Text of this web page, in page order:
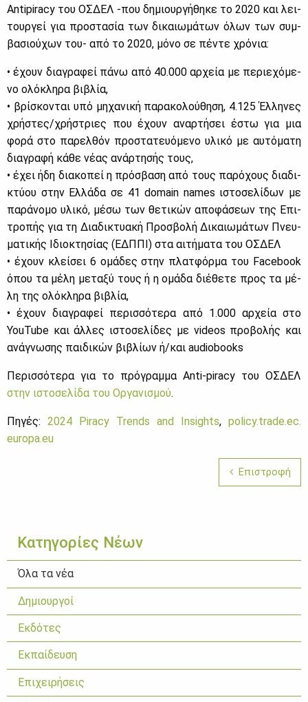
Κατηγορίες Νέων
Όλα τα νέα
Δημιουργοί
Εκδότες
Εκπαίδευση
Επιχειρήσεις
Antipiracy του ΟΣ­ΔΕΛ -που δη­μιουρ­γή­θη­κε το 2020 και λει­
τουρ­γεί για προ­στα­σία των δι­καιω­μά­των όλων των συμ­
βα­σιού­χων του- από το 2020, μό­νο σε πέ­ντε χρό­νια:
• έχουν δια­γρα­φεί πά­νω από 40.000 αρ­χεία με πε­ριε­χό­με­
νο ολό­κλη­ρα βι­βλία,
• βρί­σκο­νται υπό μη­χα­νι­κή πα­ρα­κο­λού­θη­ση, 4.125 Έλ­λη­νες
χρή­στες/χρή­στριες που έχουν αναρ­τή­σει έστω για μια
φο­ρά στο πα­ρελ­θόν προ­στα­τευό­με­νο υλι­κό με αυ­τό­μα­τη
δια­γρα­φή κά­θε νέ­ας ανάρ­τη­σής τους,
• έχει ήδη δια­κο­πεί η πρό­σβα­ση από τους πα­ρό­χους δια­δι­
κτύ­ου στην Ελ­λά­δα σε 41 domain names ιστο­σε­λί­δων με
πα­ρά­νο­μο υλι­κό, μέ­σω των θε­τι­κών απο­φά­σε­ων της Επι­
τρο­πής για τη Δια­δι­κτυα­κή Προ­σβο­λή Δι­καιω­μά­των Πνευ­
μα­τι­κής Ιδιο­κτη­σί­ας (ΕΔΠ­ΠΙ) στα αι­τή­μα­τα του ΟΣ­ΔΕΛ
• έχουν κλεί­σει 6 ομά­δες στην πλατ­φόρ­μα του Facebook
όπου τα μέ­λη με­τα­ξύ τους ή η ομά­δα διέ­θε­τε προς τα μέ­
λη της ολό­κλη­ρα βι­βλία,
• έχουν δια­γρα­φεί πε­ρισ­σό­τε­ρα από 1.000 αρ­χεία στο
YouTube και άλ­λες ιστο­σε­λί­δες με videos προ­βο­λής και
ανά­γνω­σης παι­δι­κών βι­βλί­ων ή/και audiobooks
Πε­ρισ­σό­τε­ρα για το πρό­γραμ­μα Anti-piracy του ΟΣ­ΔΕΛ
στην ιστο­σε­λί­δα του Ορ­γα­νι­σμού.
Πη­γές: 2024 Piracy Trends and Insights, policy.trade.ec.​
europa.​eu
Επιστροφή